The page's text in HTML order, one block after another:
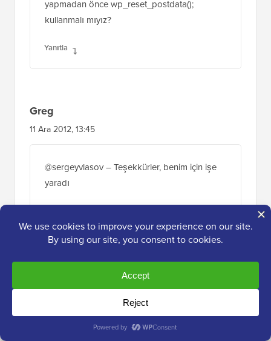
yapmadan önce wp_reset_postdata();
kullanmalı mıyız?
Yanıtla
Greg
11 Ara 2012, 13:45
@sergeyvlasov – Teşekkürler, benim için işe
yaradı
ama değiştirdim
$do_nit_duplicate yerine $do_not_duplicate